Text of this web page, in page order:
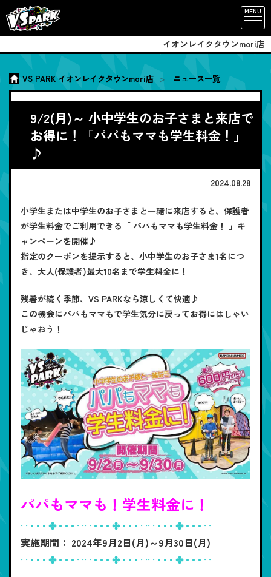
MENU
イオンレイクタウンmori店
VS PARK イオンレイクタウンmori店 ニュース一覧
9/2(月)～ 小中学生のお子さまと来店で
お得に！「パパもママも学生料金！」
♪
2024.08.28
小学生または中学生のお子さまと一緒に来店すると、保護者
が学生料金でご利用できる「 パパもママも学生料金！ 」キ
ャンペーンを開催♪
指定のクーポンを提示すると、小中学生のお子さま1名につ
き、大人(保護者)最大10名まで学生料金に！
残暑が続く季節、VS PARKなら涼しくて快適♪
この機会にパパもママもで学生気分に戻ってお得にはしゃい
じゃおう！
パパもママも！学生料金に！
· · • • • ✤ • • • · ·· · • • • ✤ • • • · ·· · • • • ✤ • • • · ·
実施期間： 2024年9月2日(月)～9月30日(月)
· · • • • ✤ • • • · ·· · • • • ✤ • • • · ·· · • • • ✤ • • • · ·